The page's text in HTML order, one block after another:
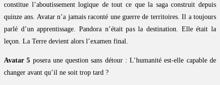
constitue l’aboutissement logique de tout ce que la saga construit depuis
quinze ans. Avatar n’a jamais raconté une guerre de territoires. Il a toujours
parlé d’un apprentissage. Pandora n’était pas la destination. Elle était la
leçon. La Terre devient alors l’examen final.
Avatar 5 posera une question sans détour : L’humanité est-elle capable de
changer avant qu’il ne soit trop tard ?